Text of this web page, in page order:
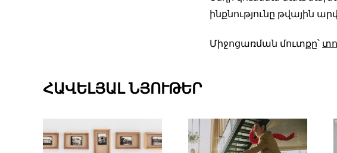
ինքնությունը թվային
Միջոցառման մուտքը՝
ՀԱՎԵԼՅԱԼ ՆՅՈՒԹԵՐ